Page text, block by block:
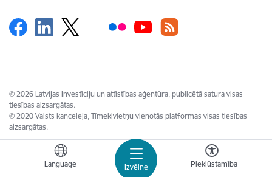
Izvēlne
Language Piekļūstamība
© 2026 Latvijas Investīciju un attīstības aģentūra, publicētā satura visas
tiesības aizsargātas.
© 2020 Valsts kanceleja, Tīmekļvietņu vienotās platformas visas tiesības
aizsargātas.